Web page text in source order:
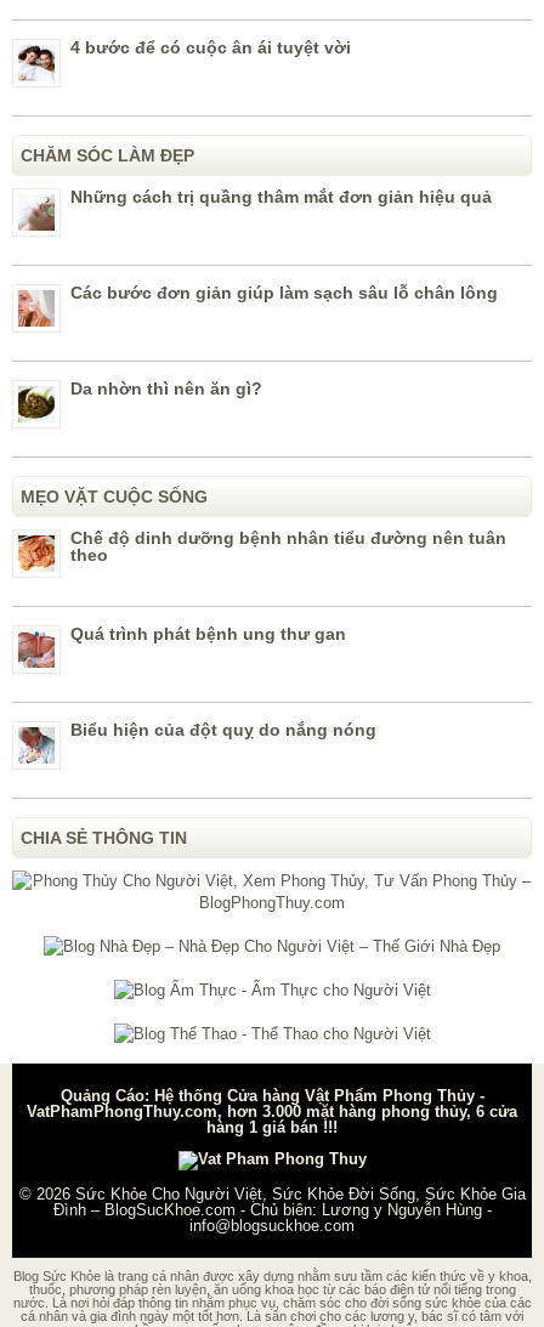
4 bước để có cuộc ân ái tuyệt vời
CHĂM SÓC LÀM ĐẸP
Những cách trị quầng thâm mắt đơn giản hiệu quả
Các bước đơn giản giúp làm sạch sâu lỗ chân lông
Da nhờn thì nên ăn gì?
MẸO VẶT CUỘC SỐNG
Chế độ dinh dưỡng bệnh nhân tiểu đường nên tuân
theo
Quá trình phát bệnh ung thư gan
Biểu hiện của đột quỵ do nắng nóng
CHIA SẺ THÔNG TIN
Quảng Cáo: Hệ thống Cửa hàng Vật Phẩm Phong Thủy -
VatPhamPhongThuy.com, hơn 3.000 mặt hàng phong thủy, 6 cửa
hàng 1 giá bán !!!
© 2026 Sức Khỏe Cho Người Việt, Sức Khỏe Đời Sống, Sức Khỏe Gia
Đình – BlogSucKhoe.com - Chủ biên: Lương y Nguyễn Hùng-
info@blogsuckhoe.com
Blog Sức Khỏe là trang cá nhân được xây dựng nhằm sưu tầm các kiến thức về y khoa,
thuốc, phương pháp rèn luyện, ăn uống khoa học từ các báo điện tử nổi tiếng trong
nước. Là nơi hỏi đáp thông tin nhằm phục vụ, chăm sóc cho đời sống sức khỏe của các
cá nhân và gia đình ngày một tốt hơn. Là sân chơi cho các lương y, bác sĩ có tâm với